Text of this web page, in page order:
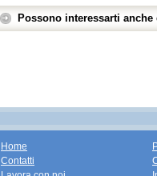
Possono interessarti
Home
Contatti